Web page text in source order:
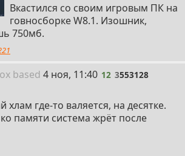
Вкастился со своим игровым ПК на
говносборке W8.1. Изошник,
750мб.
based 12
4 ноя, 11:40 12 3553128
где-то валяется, на десятке.
памяти система жрёт после